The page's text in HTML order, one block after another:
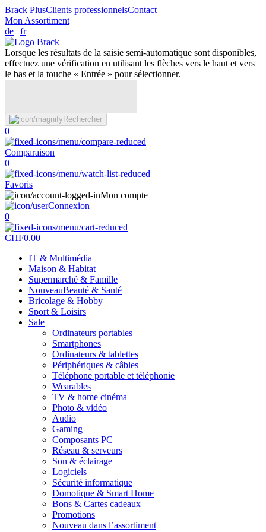
Brack PlusClients professionnelsContact
Mon Assortiment
de | fr
Lorsque les résultats de la saisie semi-automatique sont disponibles,
effectuez une vérification en utilisant les flèches vers le haut et vers
le bas et la touche « Entrée » pour sélectionner.
Rechercher
0
Comparaison
0
Favoris
Mon compte
Connexion
0
CHF0.00
IT & Multimédia
Maison & Habitat
Supermarché & Famille
NouveauBeauté & Santé
Bricolage & Hobby
Sport & Loisirs
Sale
Ordinateurs portables
Smartphones
Ordinateurs & tablettes
Périphériques & câbles
Téléphone portable et téléphonie
Wearables
TV & home cinéma
Photo & vidéo
Audio
Gaming
Composants PC
Réseau & serveurs
Son & éclairage
Logiciels
Sécurité informatique
Domotique & Smart Home
Bons & Cartes cadeaux
Promotions
Nouveau dans l’assortiment